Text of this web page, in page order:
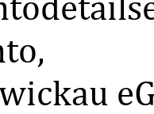
auf
100